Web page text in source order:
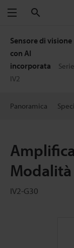
Menu
Sensore di visione
con AI
incorporata
Serie
IV2
Panoramica
IV2-G30